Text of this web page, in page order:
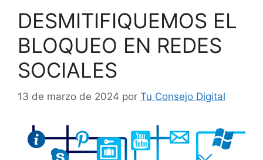
DESMITIFIQUEMOS EL
BLOQUEO EN REDES
SOCIALES
13 de marzo de 2024 por Tu Consejo Digital